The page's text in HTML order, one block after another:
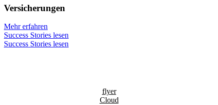
Versicherungen
Mehr erfahren
Success Stories lesen
Success Stories lesen
flyer
Cloud